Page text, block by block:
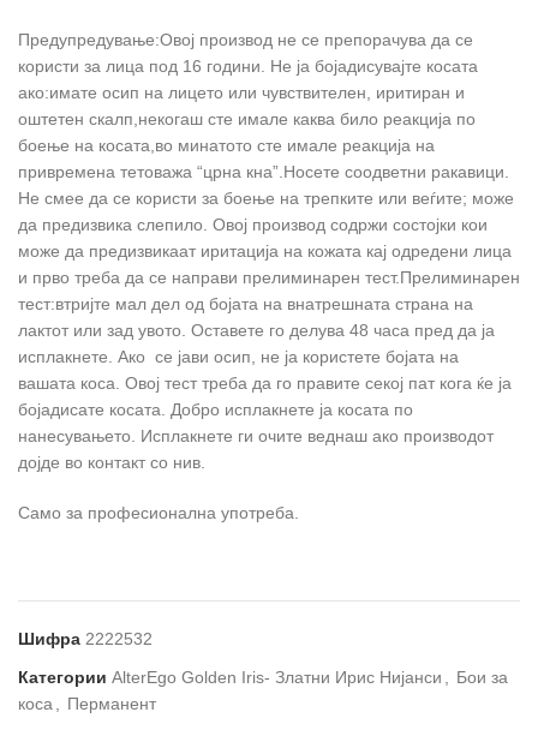
Предупредување:Овој производ не се препорачува да се
користи за лица под 16 години. Не ја бојадисувајте косата
ако:имате осип на лицето или чувствителен, иритиран и
оштетен скалп,некогаш сте имале каква било реакција по
боење на косата,во минатото сте имале реакција на
привремена тетоважа “црна кна”.Носете соодветни ракавици.
Не смее да се користи за боење на трепките или веѓите; може
да предизвика слепило. Овој производ содржи состојки кои
може да предизвикаат иритација на кожата кај одредени лица
и прво треба да се направи прелиминарен тест.Прелиминарен
тест:втријте мал дел од бојата на внатрешната страна на
лактот или зад увото. Оставете го делува 48 часа пред да ја
исплакнете. Ако се јави осип, не ја користете бојата на
вашата коса. Овој тест треба да го правите секој пат кога ќе ја
бојадисате косата. Добро исплакнете ја косата по
нанесувањето. Исплакнете ги очите веднаш ако производот
дојде во контакт со нив.
Само за професионална употреба.
Шифра 2222532
Категории AlterEgo Golden Iris- Златни Ирис Нијанси
Бои за
коса
Перманент